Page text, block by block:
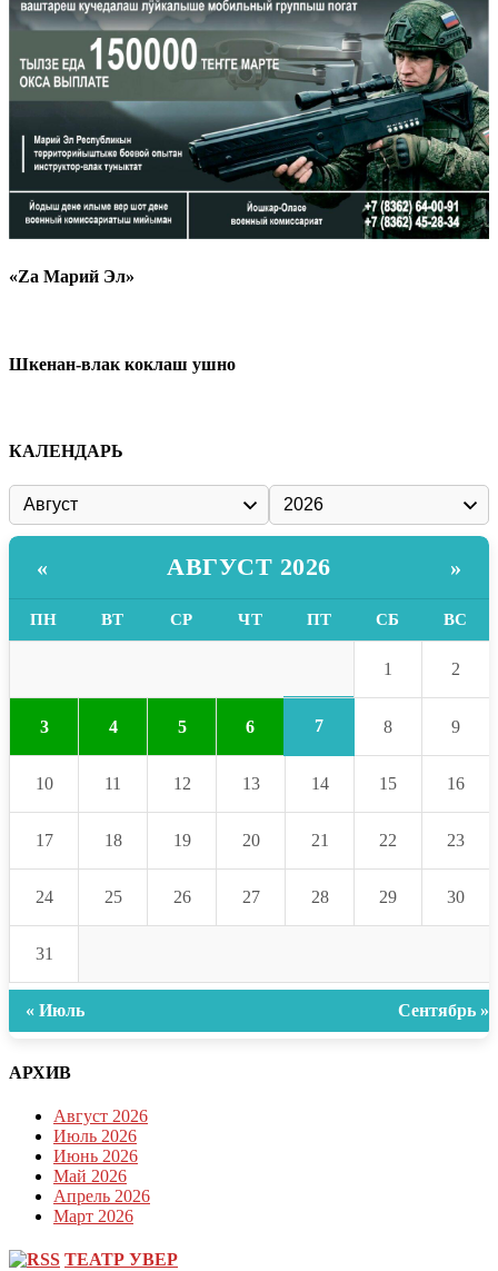
«Zа Марий Эл»
Шкенан-влак коклаш ушно
КАЛЕНДАРЬ
« АВГУСТ 2026 »
ПН ВТ СР ЧТ ПТ СБ ВС
1 2
3 4 5 6 7 8 9
10 11 12 13 14 15 16
17 18 19 20 21 22 23
24 25 26 27 28 29 30
31
« Июль Сентябрь »
АРХИВ
Август 2026
Июль 2026
Июнь 2026
Май 2026
Апрель 2026
Март 2026
ТЕАТР УВЕР